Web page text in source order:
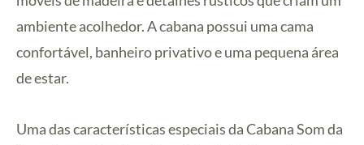
ambiente acolhedor. A cabana possui uma cama
confortável, banheiro privativo e uma pequena área
de estar.
Uma das características especiais da Cabana Som da